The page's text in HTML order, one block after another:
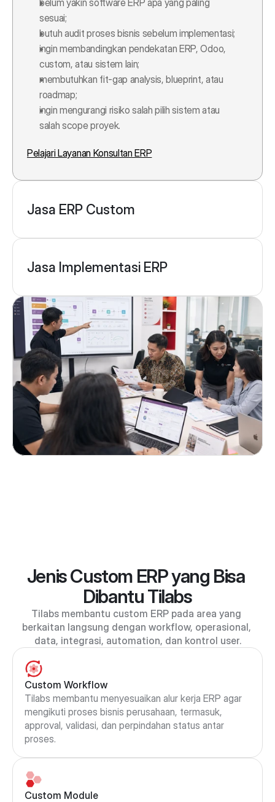
belum yakin software ERP apa yang paling
sesuai;
butuh audit proses bisnis sebelum implementasi;
ingin membandingkan pendekatan ERP, Odoo,
custom, atau sistem lain;
membutuhkan fit-gap analysis, blueprint, atau
roadmap;
ingin mengurangi risiko salah pilih sistem atau
salah scope proyek.
Pelajari Layanan Konsultan ERP
Jasa ERP Custom
Jasa Implementasi ERP
Jenis Custom ERP yang Bisa
Dibantu Tilabs
Tilabs membantu custom ERP pada area yang
berkaitan langsung dengan workflow, operasional,
data, integrasi, automation, dan kontrol user.
Custom Workflow
Tilabs membantu menyesuaikan alur kerja ERP agar
mengikuti proses bisnis perusahaan, termasuk,
approval, validasi, dan perpindahan status antar
proses.
Custom Module